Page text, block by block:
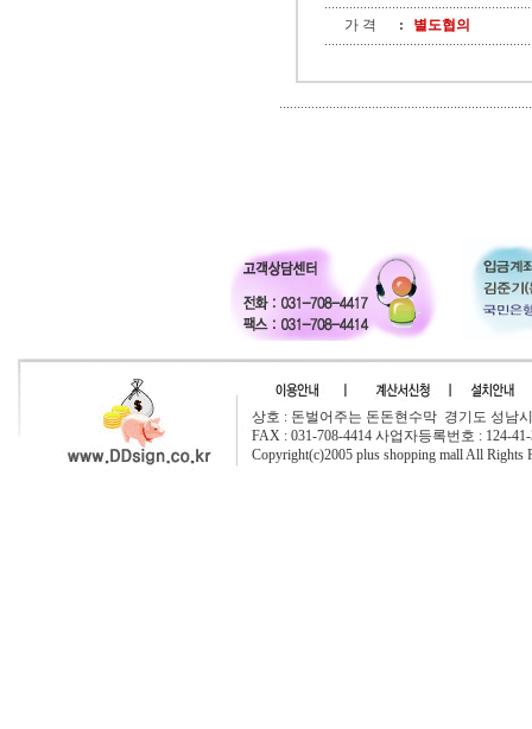
가 격 : 별도협의
상호 : 돈벌어주는 돈돈현수막 경기도 성남
FAX : 031-708-4414 사업자등록번호 : 124-
Copyright(c)2005 plus shopping mall All Rights